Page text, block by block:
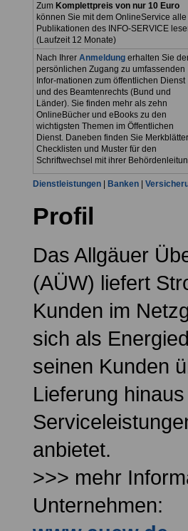
Zum Komplettpreis von nur 10 Euro
können Sie mit dem OnlineService alle
Publikationen des INFO-SERVICE
(Laufzeit 12 Monate)
Nach Ihrer Anmeldung erhalten Sie
persönlichen Zugang zu umfassenden
Infor-mationen zum öffentlichen Dienst
und des Beamtenrechts (Bund und
Länder). Sie finden mehr als zehn
OnlineBücher und eBooks zu den
wichtigsten Themen im Öffentlichen
Dienst. Daneben finden Sie
Checklisten und Muster für den
Schriftwechsel mit ihrer
Dienstleistungen Banken
Profil
Das Allgäuer
(AÜW) liefert
Kunden im
sich als
seinen Kunden
Lieferung
anbietet.
>>> mehr
Unternehmen: